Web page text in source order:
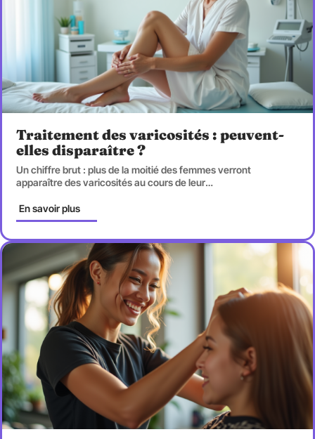
Traitement des varicosités : peuvent-
elles disparaître ?
Un chiffre brut : plus de la moitié des femmes verront
apparaître des varicosités au cours de leur…
En savoir plus